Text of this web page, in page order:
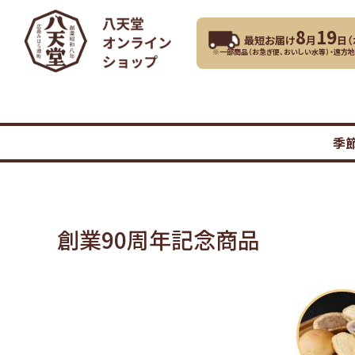
最短お届け8月 19日（
※一部商品（お急ぎ便、おいしい水等）・遠方
季
創業90周年記念商品